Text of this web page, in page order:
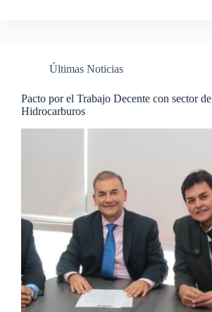
Últimas Noticias
Pacto por el Trabajo Decente con sector de
Hidrocarburos